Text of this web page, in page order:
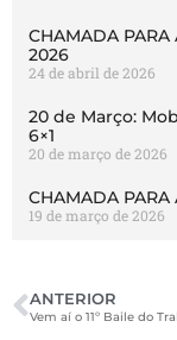
CHAMADA PARA
2026
24 de abril de 2026
20 de Março:
6×1
20 de março de 2026
CHAMADA PARA
19 de março de 2026
ANTERIOR